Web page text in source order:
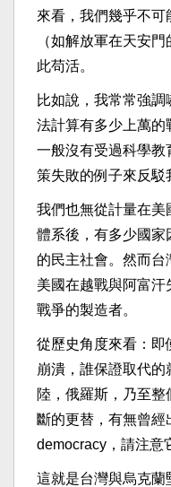
來看，我們幾乎不
（如解放軍在天安
此苟活。
比如說，我常常強
法計算有多少上萬的
一般沒有受過科學教
策失敗的例子來反駁
我們也無從計量在美
體系後，有多少國家
的民主社會。然而
美國在越戰與阿富
戰爭的製造者。
從歷史角度來看：即
崩潰，誰保證取代
陸，俄羅斯，乃至
斷的更替，有無曾經
democracy，請注意
這就是台灣與烏克蘭